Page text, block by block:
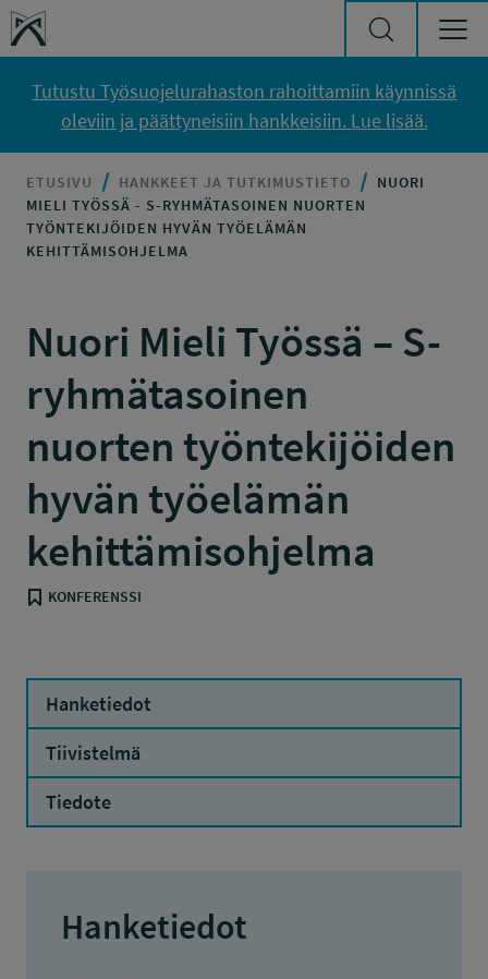
Siirry sisältöön
Työsuojelurahasto
Tutustu Työsuojelurahaston rahoittamiin käynnissä
oleviin ja päättyneisiin hankkeisiin. Lue lisää.
ETUSIVU HANKKEET JA TUTKIMUSTIETO
NUORI
MIELI TYÖSSÄ - S-RYHMÄTASOINEN NUORTEN
TYÖNTEKIJÖIDEN HYVÄN TYÖELÄMÄN
KEHITTÄMISOHJELMA
Nuori Mieli Työssä – S-
ryhmätasoinen
nuorten työntekijöiden
hyvän työelämän
kehittämisohjelma
KONFERENSSI
Hanketiedot
Tiivistelmä
Tiedote
Hanketiedot